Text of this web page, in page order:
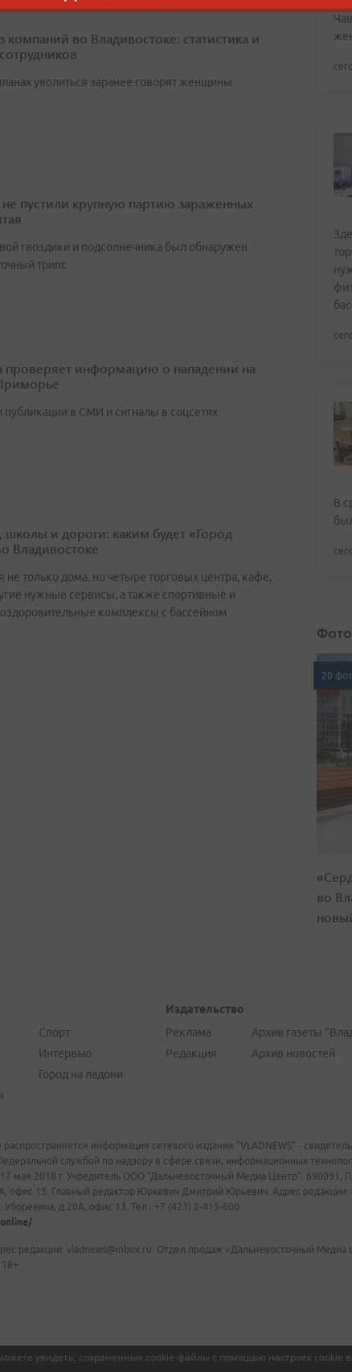
увидеть, сохраненные cookie-файлы с помощью настроек cookie
компаний во Владивостоке: статистика и
уволиться заранее говорят женщины
пустили крупную партию зараженных
гвоздики и подсолнечника был обнаружен
трипс
проверяет информацию о нападении на
публикации в СМИ и сигналы в соцсетях
школы и дороги: каким будет «Город
Владивостоке
не только дома, но четыре торговых центра, кафе,
нужные сервисы, а также спортивные и
комплексы с бассейном
В
20
во
Спорт
Интервью
Город на ладони
Издательство
Реклама
Редакция
Архив газеты
Архив новостей
распространяется информация сетевого издания "VLADNEWS" -
службой по надзору в сфере связи, информационных
мая 2018 г. Учредитель ООО "Дальневосточный Медиа Центр". 690091,
офис 13. Главный редактор Юркевич Дмитрий Юрьевич. Адрес редакции:
Уборевича, д.20А, офис 13. Тел.: +7 (423) 2-415-600.
редакции: vladnews@inbox.ru. Отдел продаж «Дальневосточный Медиа